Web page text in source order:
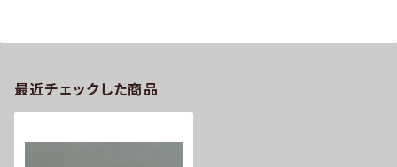
最近チェックした商品